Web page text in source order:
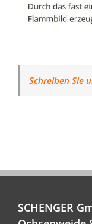
Schreiben Sie
SCHENGER